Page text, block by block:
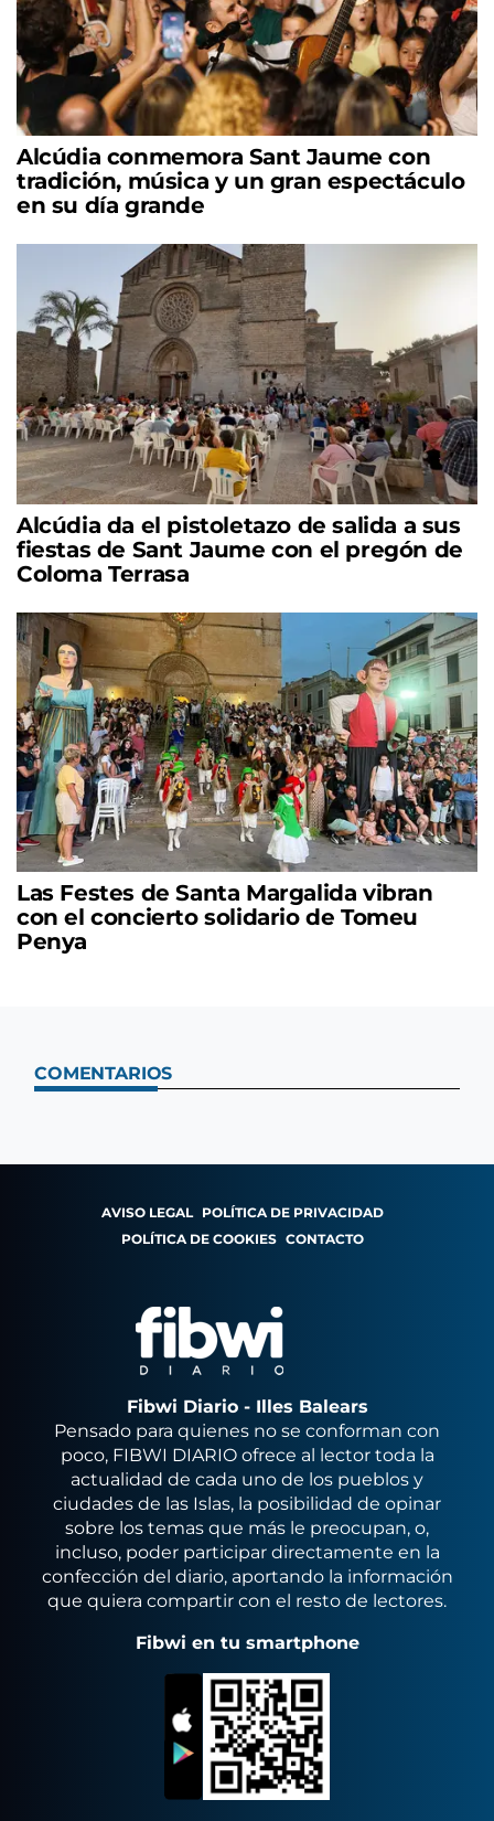
Alcúdia conmemora Sant Jaume con
tradición, música y un gran espectáculo
en su día grande
Alcúdia da el pistoletazo de salida a sus
fiestas de Sant Jaume con el pregón de
Coloma Terrasa
Las Festes de Santa Margalida vibran
con el concierto solidario de Tomeu
Penya
COMENTARIOS
AVISO LEGAL POLÍTICA DE PRIVACIDAD
POLÍTICA DE COOKIES CONTACTO
Fibwi Diario - Illes Balears
Pensado para quienes no se conforman con
poco, FIBWI DIARIO ofrece al lector toda la
actualidad de cada uno de los pueblos y
ciudades de las Islas, la posibilidad de opinar
sobre los temas que más le preocupan, o,
incluso, poder participar directamente en la
confección del diario, aportando la información
que quiera compartir con el resto de lectores.
Fibwi en tu smartphone